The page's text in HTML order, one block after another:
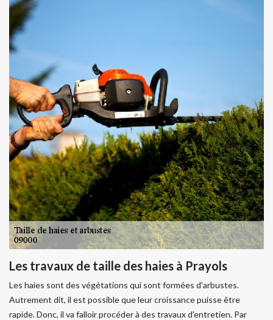
Les travaux de taille des haies à Prayols
Les haies sont des végétations qui sont formées d'arbustes.
Autrement dit, il est possible que leur croissance puisse être
rapide. Donc, il va falloir procéder à des travaux d'entretien. Par